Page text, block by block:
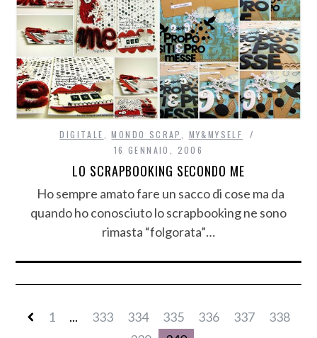
DIGITALE,MONDO SCRAP, MY&MYSELF
16 GENNAIO, 2006
LO SCRAPBOOKING SECONDO ME
Ho sempre amato fare un sacco di cose ma da
quando ho conosciuto lo scrapbooking ne sono
rimasta “folgorata”…
1 ... 333 334 335 336 337
338